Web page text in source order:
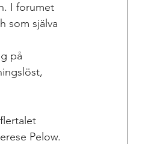
I forumet
som själva
på
Pelow.